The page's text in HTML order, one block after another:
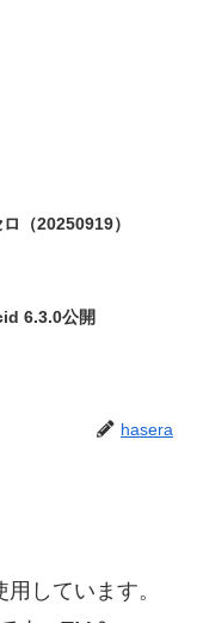
（20250919）
6.3.0公開
hasera
用しています。